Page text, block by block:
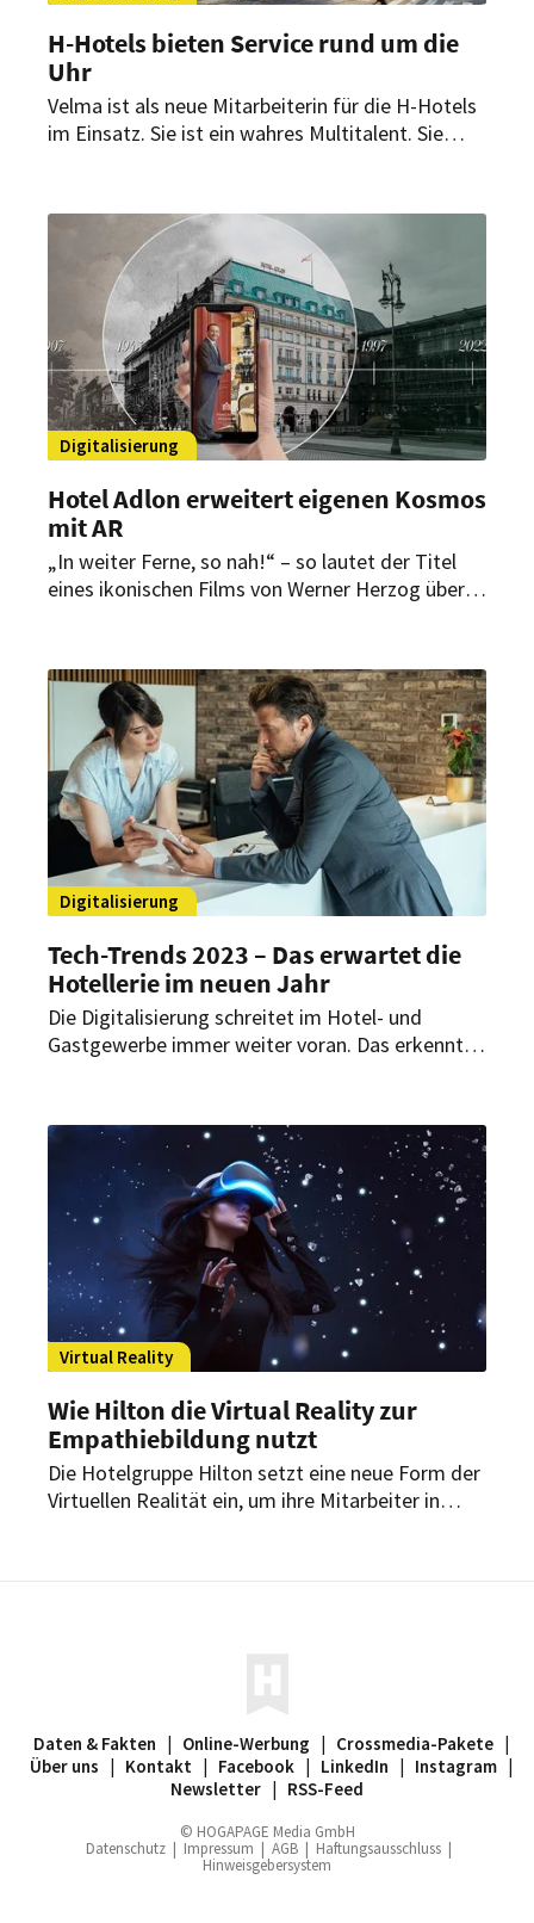
H-Hotels bieten Service rund um die
Uhr
Velma ist als neue Mitarbeiterin für die H-Hotels
im Einsatz. Sie ist ein wahres Multitalent. Sie
keinen Schlaf.
Digitalisierung
Hotel Adlon erweitert eigenen Kosmos
mit AR
„In weiter Ferne, so nah!“ – so lautet der Titel
eines ikonischen Films von Werner Herzog über
Adlon Kempinski Berlin an.
Digitalisierung
Tech-Trends 2023 – Das erwartet die
Hotellerie im neuen Jahr
Die Digitalisierung schreitet im Hotel- und
Gastgewerbe immer weiter voran. Das erkennt
Trends, die es für 2023 im Blick zu behalten gilt.
Virtual Reality
Wie Hilton die Virtual Reality zur
Empathiebildung nutzt
Die Hotelgruppe Hilton setzt eine neue Form der
Virtuellen Realität ein, um ihre Mitarbeiter in
Daten & Fakten | Online-Werbung | Crossmedia-Pakete |
Über uns | Kontakt | Facebook | LinkedIn | Instagram |
Newsletter | RSS-Feed
© HOGAPAGE Media GmbH
Datenschutz | Impressum | AGB | Haftungsausschluss |
Hinweisgebersystem